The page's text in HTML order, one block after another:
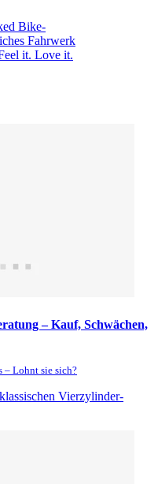
Bike-
Fahrwerk
it. Love it.
– Kauf, Schwächen,
– Lohnt sie sich?
Vierzylinder-